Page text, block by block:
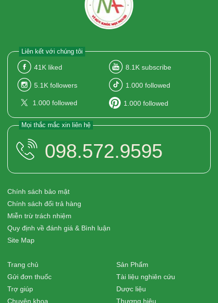
Liên kết với chúng tôi
41K liked 8.1K subscribe
5.1K followers 1.000 followed
1.000 followed 1.000 followed
Mọi thắc mắc xin liên hệ
098.572.9595
Chính sách bảo mật
Chính sách đổi trả hàng
Miễn trừ trách nhiệm
Quy định về đánh giá & Bình luận
Site Map
Trang chủ
Gửi đơn thuốc
Trợ giúp
Chuyên khoa
Sản Phẩm
Tài liệu nghiên cứu
Dược liệu
Thương hiệu